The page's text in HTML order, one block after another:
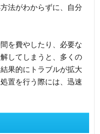
法がわからずに、自分
を費やしたり、必要な
してしまうと、多くの
果的にトラブルが拡大
置を行う際には、迅速